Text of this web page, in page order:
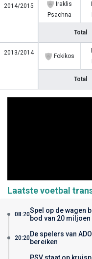
2014/2015
Iraklis
Psachna
Total
2013/2014 Fokikos
Total
Laatste voetbal
08:20Spel op de wagen
bod van 20 miljoen
20:20De spelers van
bereiken
PSV staat op